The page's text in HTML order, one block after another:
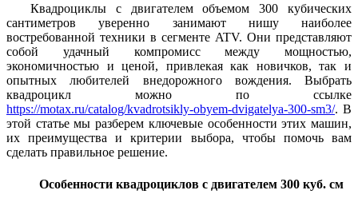
Квадроциклы с двигателем объемом 300 кубических
сантиметров уверенно занимают нишу наиболее
востребованной техники в сегменте ATV. Они представляют
собой удачный компромисс между мощностью,
экономичностью и ценой, привлекая как новичков, так и
опытных любителей внедорожного вождения. Выбрать
квадроцикл можно по ссылке
https://motax.ru/catalog/kvadrotsikly-obyem-dvigatelya-300-sm3/. В
этой статье мы разберем ключевые особенности этих машин,
их преимущества и критерии выбора, чтобы помочь вам
сделать правильное решение.
Особенности квадроциклов с двигателем 300 куб. см